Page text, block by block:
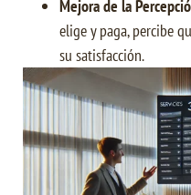
Mejora de la
elige y paga, percibe
su satisfacción.